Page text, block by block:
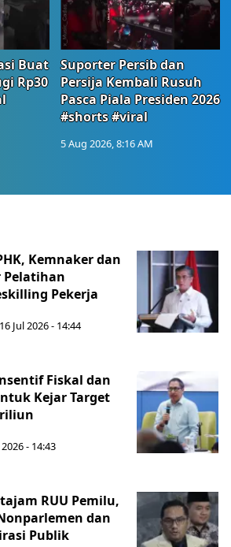
Buat
Rp30
Suporter Persib dan
Persija Kembali Rusuh
Pasca Piala Presiden 2026
#shorts #viral
5 Aug 2026, 8:16 AM
Kemnaker dan
Pelatihan
Pekerja
Jul 2026 - 14:44
Fiskal dan
Kejar Target
- 14:43
RUU Pemilu,
dan
Publik